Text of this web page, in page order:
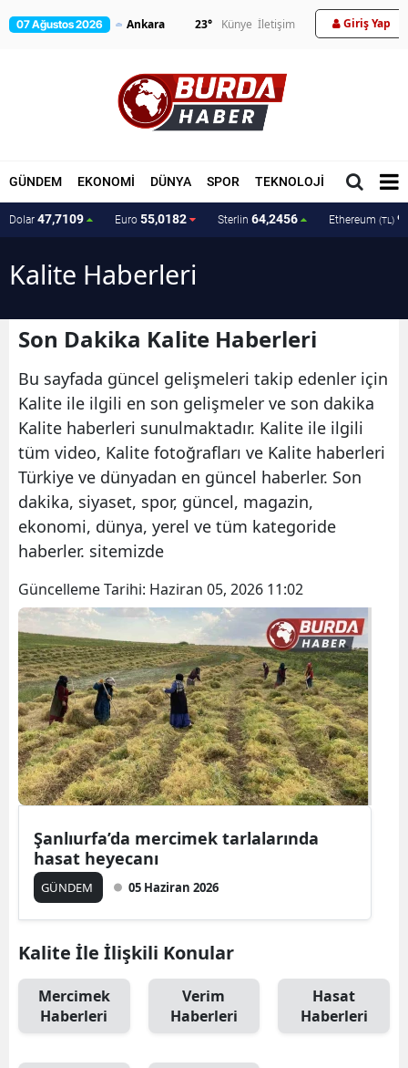
07 Ağustos 2026 23° Künye İletişim Giriş Yap
GÜNDEM EKONOMİ DÜNYA SPOR TEKNOLOJİ MAGAZİN
Dolar 47,7109 Euro 55,0182 Sterlin 64,2456 Ethereum (TL)
Kalite Haberleri
Son Dakika Kalite Haberleri
Bu sayfada güncel gelişmeleri takip edenler için
Kalite ile ilgili en son gelişmeler ve son dakika
Kalite haberleri sunulmaktadır. Kalite ile ilgili
tüm video, Kalite fotoğrafları ve Kalite haberleri
Türkiye ve dünyadan en güncel haberler. Son
dakika, siyaset, spor, güncel, magazin,
ekonomi, dünya, yerel ve tüm kategoride
haberler. sitemizde
Güncelleme Tarihi: Haziran 05, 2026 11:02
Şanlıurfa’da mercimek tarlalarında
hasat heyecanı
GÜNDEM 05 Haziran 2026
Kalite İle İlişkili Konular
Mercimek
Haberleri
Verim
Haberleri
Hasat
Haberleri